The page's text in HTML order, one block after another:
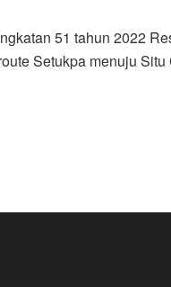
51 tahun 2022
Setukpa menuju